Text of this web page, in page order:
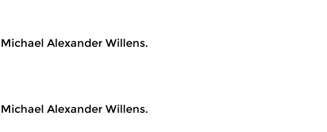
Alexander Willens.
Alexander Willens.